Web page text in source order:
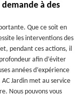
demande à des
Que ce soit en
les interventions des
pendant ces actions, il
afin d’éviter
années d’expérience
Jardin met au service
Nous pouvons vous